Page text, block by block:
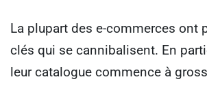
La plupart des e-commerces ont
clés qui se cannibalisent. En
leur catalogue commence à